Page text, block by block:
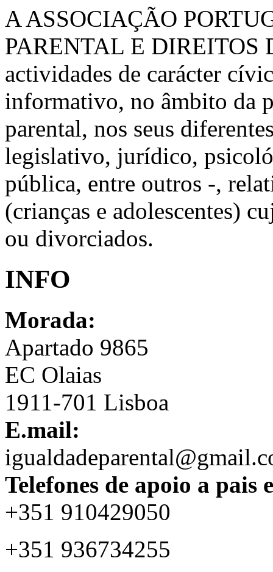
A ASSOCIAÇÃO
PARENTAL E DIREITOS
actividades de carácter
informativo, no âmbito da
parental, nos seus
legislativo, jurídico,
pública, entre outros -,
(crianças e adolescentes)
ou divorciados.
INFO
Morada:
Apartado 9865
EC Olaias
1911-701 Lisboa
E.mail:
Telefones de apoio a pais
+351 910429050
+351 936734255